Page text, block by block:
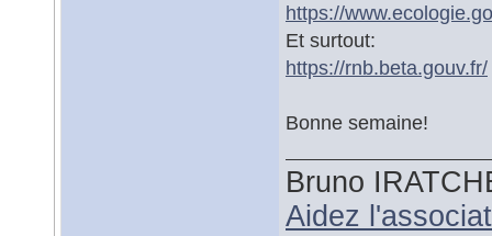
https://
Et surtout:
https://rnb.beta.gouv.fr/
Bonne semaine!
Bruno
Aidez